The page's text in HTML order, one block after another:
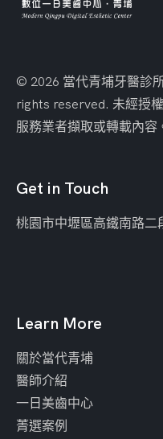
© 2026 當代青埔牙醫診
rights reserved. 未經授
服務業者擷取或轉載內容
Get in Touch
桃園市中壢區高鐵南路二
Learn More
關於當代青埔
醫師介紹
一日美齒中心
菁選案例